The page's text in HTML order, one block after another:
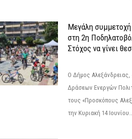
Μεγάλη συμμετοχή
στη 2η
Στόχος να γίνει
Ο Δήμος Αλεξάνδρειας,
Δράσεων Ενεργών
τους «Προσκόπους
την Κυριακή 14